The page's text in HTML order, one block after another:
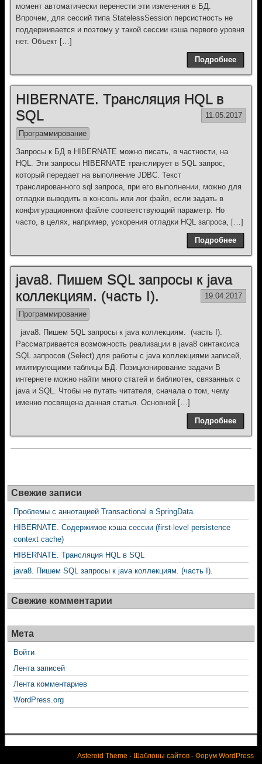
момент автоматически перенести эти изменения в БД.
Впрочем, для сессий типа StatelessSession персистность не
поддерживается и поэтому у такой сессии кэша первого уровня
нет. Объект […]
Подробнее
HIBERNATE. Трансляция HQL в
SQL
11.05.2017
Программирование
Запросы к БД в HIBERNATE можно писать, в частности, на
HQL. Эти запросы HIBERNATE транслирует в SQL запрос,
который передает на выполнение JDBC. Текст
транслированного sql запроса, при его выполнении, можно для
отладки выводить в консоль или лог файл, если задать в
конфигурационном файле соответствующий параметр. Но
часто, в целях, например, ускорения отладки HQL запроса, […]
Подробнее
java8. Пишем SQL запросы к java
коллекциям. (часть I).
19.04.2017
Программирование
java8. Пишем SQL запросы к java коллекциям. (часть I).
Рассматривается возможность реализации в java8 синтаксиса
SQL запросов (Select) для работы с java коллекциями записей,
имитирующими таблицы БД. Позиционирование задачи В
интернете можно найти много статей и библиотек, связанных с
java и SQL. Чтобы не путать читателя, сначала о том, чему
именно посвящена данная статья. Основной […]
Подробнее
Свежие записи
Проблемы с аннотацией Transactional в SpringData.
HIBERNATE. Содержимое кэша сессии (first-level persistence
context cache)
HIBERNATE. Трансляция HQL в SQL
java8. Пишем SQL запросы к java коллекциям. (часть I).
Свежие комментарии
Мета
Войти
Лента записей
Лента комментариев
WordPress.org
Asteroid Theme - Шаблоны сайтов - Форум WordPress